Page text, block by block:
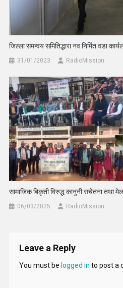
जिल्ला समन्वय समितिद्धारा नव निर्मित वडा
31/01/2023 RadioMission
सामाजिक बिकृती विरुद्ध कानुनी सचेतना तथा
06/03/2025 RadioMission
Leave a Reply
You must be logged in to post a